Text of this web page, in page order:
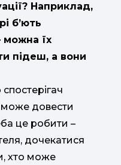
Наприклад,
б’ють
можна їх
підеш, а вони
може довести
це робити –
дочекатися
хто може